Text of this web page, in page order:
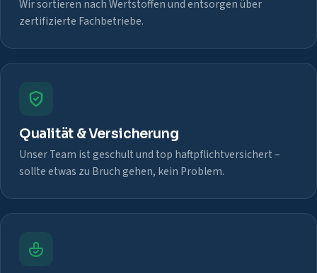
Wir sortieren nach Wertstoffen und entsorgen über
zertifizierte Fachbetriebe.
Qualität & Versicherung
Unser Team ist geschult und top haftpflichtversichert –
sollte etwas zu Bruch gehen, kein Problem.